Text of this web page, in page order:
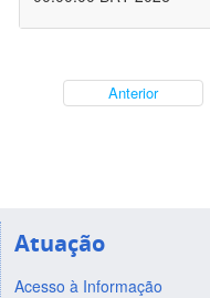
Anterior
Atuação
Acesso à Informação